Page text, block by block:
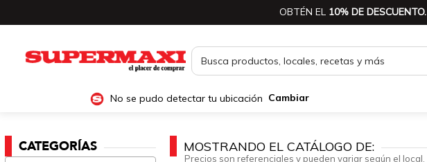
OBTÉN EL 10% DE DESCUENTO.
No se pudo detectar tu ubicación Cambiar
CATEGORÍAS MOSTRANDO EL CATÁLOGO DE:
Precios son referenciales y pueden variar según el local.